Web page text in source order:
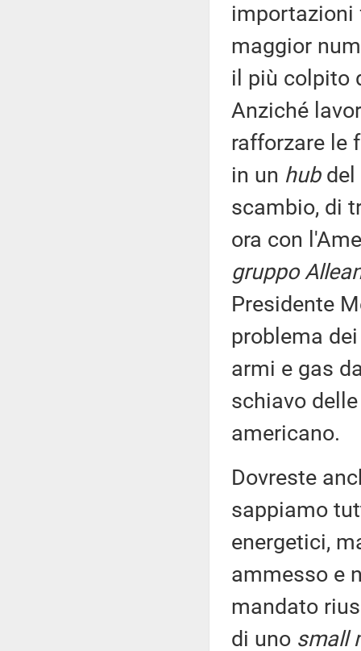
importazioni
maggior
il più colpito
Anziché
rafforzare le
in un hub del
scambio, di
ora con
gruppo
Presidente
problema
armi e gas
schiavo
americano.
Dovreste
sappiamo
energetici,
ammesso e
mandato
di uno small